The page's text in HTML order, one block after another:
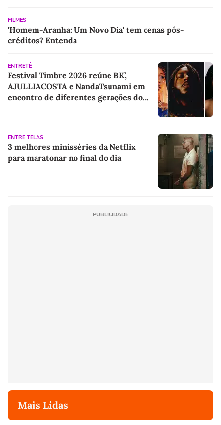
FILMES
'Homem-Aranha: Um Novo Dia' tem cenas pós-
créditos? Entenda
ENTRETÊ
Festival Timbre 2026 reúne BK’,
AJULLIACOSTA e NandaTsunami em
encontro de diferentes gerações do
ENTRE TELAS
3 melhores minisséries da Netflix
para maratonar no final do dia
PUBLICIDADE
Mais Lidas